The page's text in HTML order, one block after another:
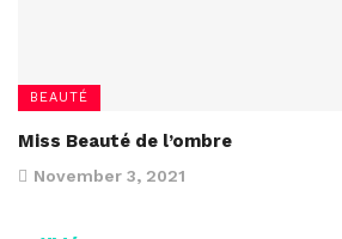
BEAUTÉ
Miss Beauté de l’ombre
November 3, 2021